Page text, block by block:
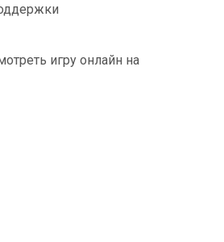
игру онлайн на